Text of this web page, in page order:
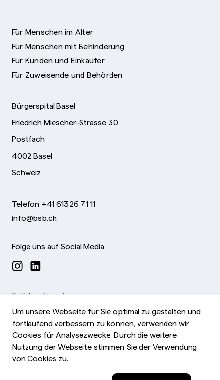
Für Menschen im Alter
Für Menschen mit Behinderung
Für Kunden und Einkäufer
Für Zuweisende und Behörden
Bürgerspital Basel
Friedrich Miescher-Strasse 30
Postfach
4002 Basel
Schweiz
Telefon +41 61326 71 11
info@bsb.ch
Folge uns auf Social Media
Um unsere Webseite für Sie optimal zu gestalten und
fortlaufend verbessern zu können, verwenden wir
Cookies für Analysezwecke. Durch die weitere
Nutzung der Webseite stimmen Sie der Verwendung
von Cookies zu.